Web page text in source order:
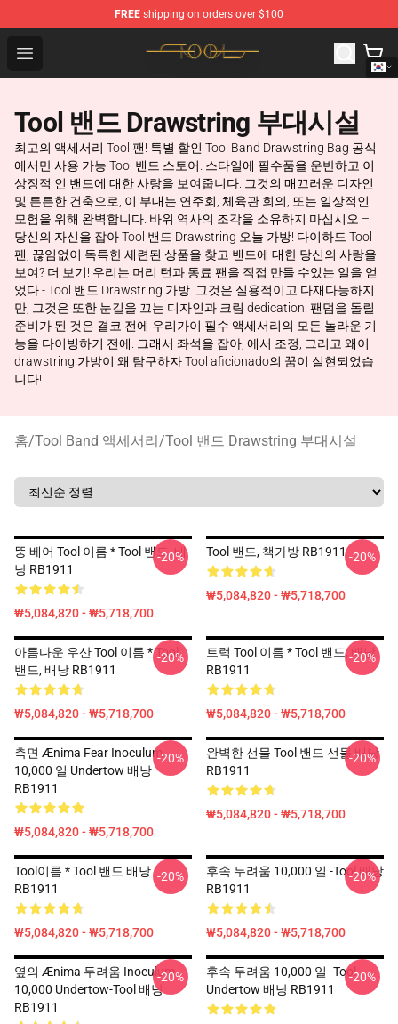
FREE shipping on orders over $100
Open menu
Tool Store - Official Tool Merchandise Shop
Tool 밴드 Drawstring 부대시설
최고의 액세서리 Tool 팬! 특별 할인 Tool Band Drawstring Bag 공식
에서만 사용 가능 Tool 밴드 스토어. 스타일에 필수품을 운반하고 이
상징적 인 밴드에 대한 사랑을 보여줍니다. 그것의 매끄러운 디자인
및 튼튼한 건축으로, 이 부대는 연주회, 체육관 회의, 또는 일상적인
모험을 위해 완벽합니다. 바위 역사의 조각을 소유하지 마십시오 –
당신의 자신을 잡아 Tool 밴드 Drawstring 오늘 가방! 다이하드 Tool
팬, 끊임없이 독특한 세련된 상품을 찾고 밴드에 대한 당신의 사랑을
보여? 더 보기! 우리는 머리 턴과 동료 팬을 직접 만들 수있는 일을 얻
었다 - Tool 밴드 Drawstring 가방. 그것은 실용적이고 다재다능하지
만, 그것은 또한 눈길을 끄는 디자인과 크림 dedication. 팬덤을 돌릴
준비가 된 것은 결코 전에 우리가이 필수 액세서리의 모든 놀라운 기
능을 다이빙하기 전에. 그래서 좌석을 잡아, 에서 조정, 그리고 왜이
drawstring 가방이 왜 탐구하자 Tool aficionado의 꿈이 실현되었습
니다!
홈/Tool Band 액세서리/Tool 밴드 Drawstring 부대시설
뚱 베어 Tool 이름 * Tool 밴드, 배
낭 RB1911
₩5,084,820 - ₩5,718,700
-20% Tool 밴드, 책가방 RB1911
₩5,084,820 - ₩5,718,700
-20%
아름다운 우산 Tool 이름 * Tool
밴드, 배낭 RB1911
₩5,084,820 - ₩5,718,700
-20%
트럭 Tool 이름 * Tool 밴드, 배낭
RB1911
₩5,084,820 - ₩5,718,700
-20%
측면 Ænima Fear Inoculum
10,000 일 Undertow 배낭
RB1911
₩5,084,820 - ₩5,718,700
-20%
완벽한 선물 Tool 밴드 선물 배낭
RB1911
₩5,084,820 - ₩5,718,700
-20%
Tool이름 * Tool 밴드 배낭
RB1911
₩5,084,820 - ₩5,718,700
-20%
후속 두려움 10,000 일 -tool 배낭
RB1911
₩5,084,820 - ₩5,718,700
-20%
옆의 Ænima 두려움 Inoculum
10,000 Undertow-Tool 배낭
RB1911
-20%
후속 두려움 10,000 일 -tool
Undertow 배낭 RB1911
-20%